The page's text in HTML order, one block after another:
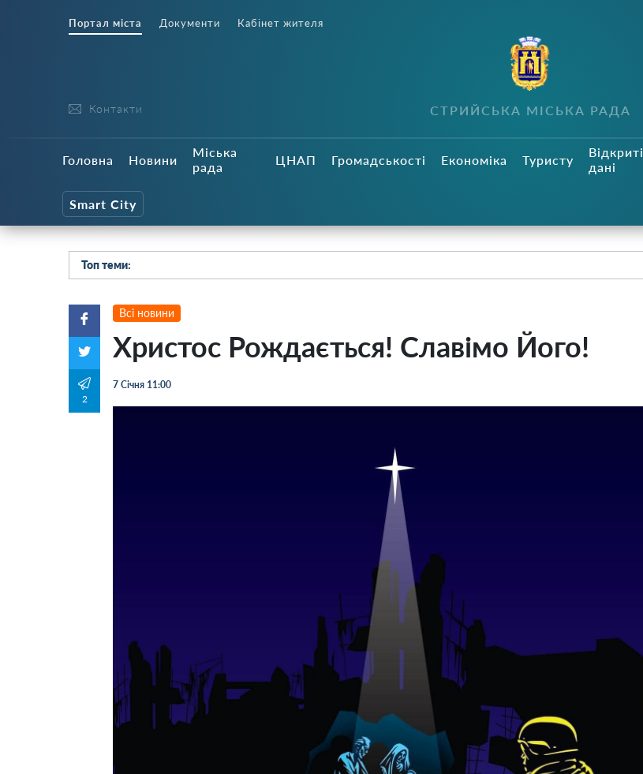
Портал міста Документи Кабінет жителя
Контакти СТРИЙСЬКА МІСЬКА РАДА
Головна Новини
Міська
рада
ЦНАП Громадськості Економіка Туристу
Відкриті
дані
Smart City
Топ теми:
2
Всі новини
Христос Рождається! Славімо Його!
7 Січня 11:00